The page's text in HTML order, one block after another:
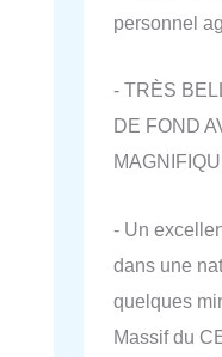
personnel
- TRÈS
DE FOND
- Un
dans une
quelques
Massif du